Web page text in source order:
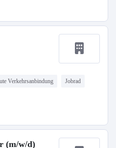
Verkehrsanbindung Jobrad
(m/w/d)